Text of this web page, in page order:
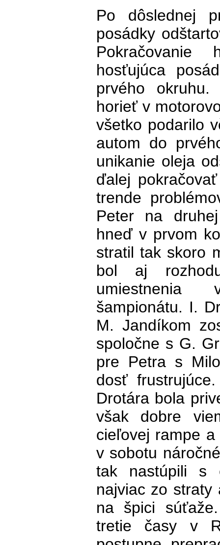
Po dôslednej
posádky
Pokračovanie
hosťujúca
prvého
horieť v
všetko podarilo
autom do
unikanie oleja
ďalej
trende
Peter na
hneď v prvom
stratil tak skoro
bol aj
šampionátu. I.
M. Jandíkom
spoločne s G.
pre Petra s
dosť
Drotára bola
však dobre
cieľovej rampe
v sobotu
tak nastúpili s
najviac zo
na špici
tretie časy v